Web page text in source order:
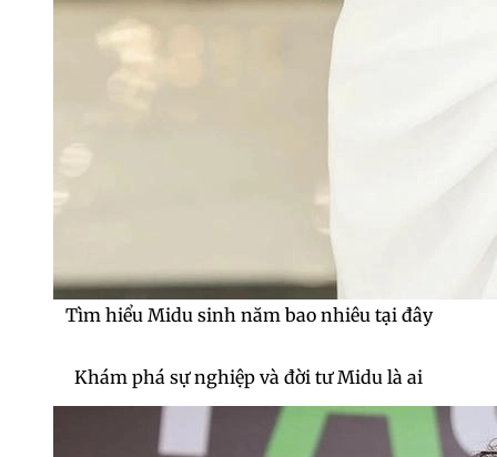
Tìm hiểu Midu sinh năm bao nhiêu tại đây
Khám phá sự nghiệp và đời tư Midu là ai